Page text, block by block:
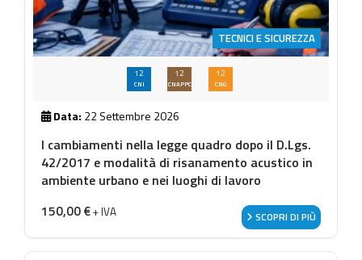
TECNICI E SICUREZZA
12
CNI
12
CNAPPC
12
CNG
Data: 22 Settembre 2026
I cambiamenti nella legge quadro dopo il D.Lgs.
42/2017 e modalità di risanamento acustico in
ambiente urbano e nei luoghi di lavoro
150,00€+ IVA SCOPRI DI PIÙ